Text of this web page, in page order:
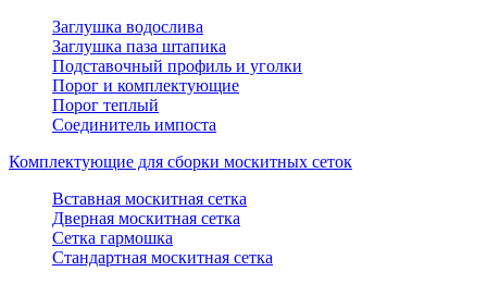
Заглушка водослива
Заглушка паза штапика
Подставочный профиль и уголки
Порог и комплектующие
Порог теплый
Соединитель импоста
Комплектующие для сборки москитных сеток
Вставная москитная сетка
Дверная москитная сетка
Сетка гармошка
Стандартная москитная сетка